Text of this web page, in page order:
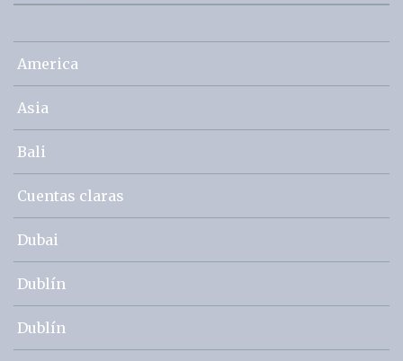
America
Asia
Bali
Cuentas claras
Dubai
Dublín
Dublín